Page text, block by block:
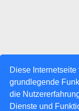
Diese
grundlegende
die
Dienste und